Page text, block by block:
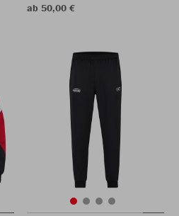
ab 50,00 €